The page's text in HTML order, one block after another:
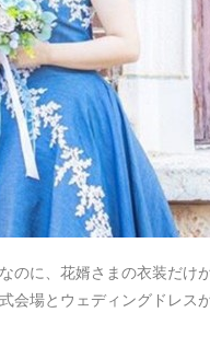
のに、花婿さまの衣装だけ
会場とウェディングドレス